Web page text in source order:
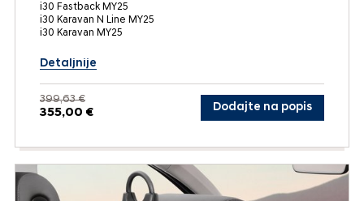
i30 Fastback MY25
i30 Karavan N Line MY25
i30 Karavan MY25
Detaljnije
399,63 €
355,00 € Dodajte na popis